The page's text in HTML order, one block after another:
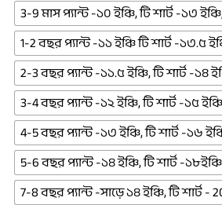
3-9 মাস প্যান্ট -১০ ইঞ্চি, টি শার্ট -১৩
1-2 বছর প্যান্ট -১১ ইঞ্চি টি শার্ট -১৩.৫
2-3 বছর প্যান্ট -১১.৫ ইঞ্চি, টি শার্ট -১৪
3-4 বছর প্যান্ট -১২ ইঞ্চি, টি শার্ট -১৫
4-5 বছর প্যান্ট -১৩ ইঞ্চি, টি শার্ট -১৬
5-6 বছর প্যান্ট -১৪ ইঞ্চি, টি শার্ট -
7-8 বছর প্যান্ট -সাড়ে ১৪ ইঞ্চি, টি শার্ট -